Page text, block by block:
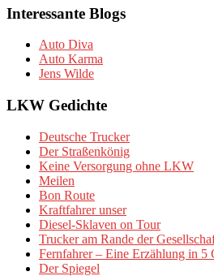
Interessante Blogs
Auto Diva
Auto Karma
Jens Wilde
LKW Gedichte
Deutsche Trucker
Der Straßenkönig
Keine Versorgung ohne LKW
Meilen
Bon Route
Kraftfahrer unser
Diesel-Sklaven on Tour
Trucker am Rande der
Fernfahrer – Eine Erzählung in 5
Der Spiegel